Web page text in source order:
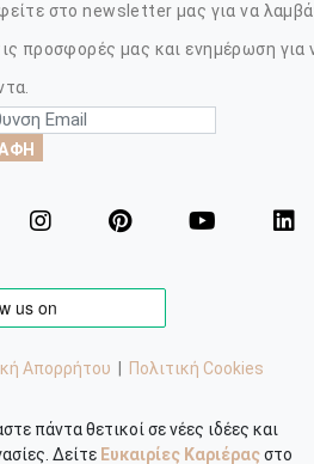
στο newsletter μας για να
προσφορές μας και ενημέρωση για
Απορρήτου Πολιτική Cookies
πάντα θετικοί σε νέες ιδέες και
Δείτε Ευκαιρίες Καριέραςστο